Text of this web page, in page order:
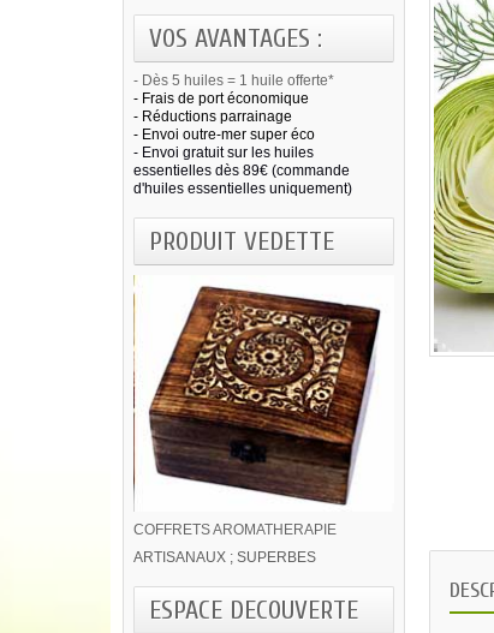
VOS AVANTAGES :
- Dès 5 huiles = 1 huile offerte*
- Frais de port économique
- Réductions parrainage
- Envoi outre-mer super éco
- Envoi gratuit sur les huiles
essentielles dès 89€ (commande
d'huiles essentielles uniquement)
PRODUIT VEDETTE
COFFRETS AROMATHERAPIE
ARTISANAUX ; SUPERBES
ESPACE DECOUVERTE